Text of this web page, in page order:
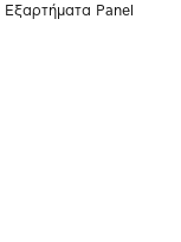
Εξαρτήματα Panel